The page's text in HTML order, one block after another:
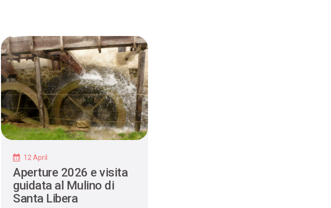
12 April
Aperture 2026 e visita
guidata al Mulino di
Santa Libera